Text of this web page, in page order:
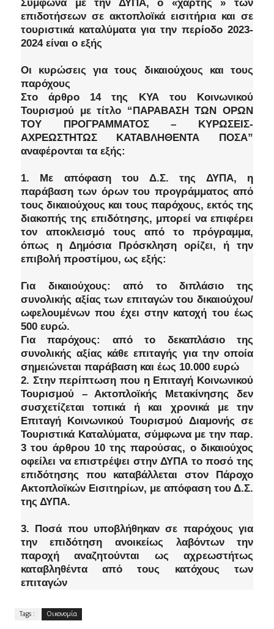
Σύμφωνα με την ΔΥΠΑ, ο «χάρτης » των
επιδοτήσεων σε ακτοπλοϊκά εισιτήρια και σε
τουριστικά καταλύματα για την περίοδο 2023-
2024 είναι ο εξής
Οι κυρώσεις για τους δικαιούχους και τους
παρόχους
Στο άρθρο 14 της ΚΥΑ του Κοινωνικού
Τουρισμού με τίτλο “ΠΑΡΑΒΑΣΗ ΤΩΝ ΟΡΩΝ
ΤΟΥ ΠΡΟΓΡΑΜΜΑΤΟΣ – ΚΥΡΩΣΕΙΣ-
ΑΧΡΕΩΣΤΗΤΩΣ ΚΑΤΑΒΛΗΘΕΝΤΑ ΠΟΣΑ”
αναφέρονται τα εξής:
1. Με απόφαση του Δ.Σ. της ΔΥΠΑ, η
παράβαση των όρων του προγράμματος από
τους δικαιούχους και τους παρόχους, εκτός της
διακοπής της επιδότησης, μπορεί να επιφέρει
τον αποκλεισμό τους από το πρόγραμμα,
όπως η Δημόσια Πρόσκληση ορίζει, ή την
επιβολή προστίμου, ως εξής:
Για δικαιούχους: από το διπλάσιο της
συνολικής αξίας των επιταγών του δικαιούχου/
ωφελουμένων που έχει στην κατοχή του έως
500 ευρώ.
Για παρόχους: από το δεκαπλάσιο της
συνολικής αξίας κάθε επιταγής για την οποία
σημειώνεται παράβαση και έως 10.000 ευρώ
2. Στην περίπτωση που η Επιταγή Κοινωνικού
Τουρισμού – Ακτοπλοϊκής Μετακίνησης δεν
συσχετίζεται τοπικά ή και χρονικά με την
Επιταγή Κοινωνικού Τουρισμού Διαμονής σε
Τουριστικά Καταλύματα, σύμφωνα με την παρ.
3 του άρθρου 10 της παρούσας, ο δικαιούχος
οφείλει να επιστρέψει στην ΔΥΠΑ το ποσό της
επιδότησης που καταβάλλεται στον Πάροχο
Ακτοπλοϊκών Εισιτηρίων, με απόφαση του Δ.Σ.
της ΔΥΠΑ.
3. Ποσά που υποβλήθηκαν σε παρόχους για
την επιδότηση ανοικείως λαβόντων την
παροχή αναζητούνται ως αχρεωστήτως
καταβληθέντα από τους κατόχους των
επιταγών
Tags : Οικονομία